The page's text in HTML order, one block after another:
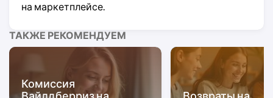
на маркетплейсе.
ТАКЖЕ РЕКОМЕНДУЕМ
Комиссия